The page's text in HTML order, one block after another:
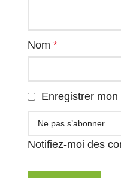
Nom *
Enregistrer
Notifiez-moi des